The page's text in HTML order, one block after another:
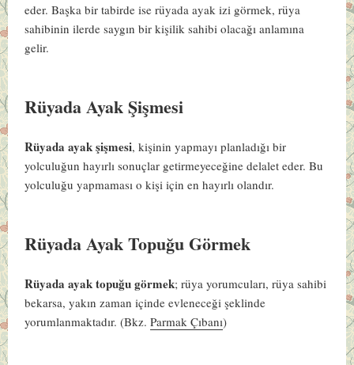
eder. Başka bir tabirde ise rüyada ayak izi görmek, rüya
sahibinin ilerde saygın bir kişilik sahibi olacağı anlamına
gelir.
Rüyada Ayak Şişmesi
Rüyada ayak şişmesi, kişinin yapmayı planladığı bir
yolculuğun hayırlı sonuçlar getirmeyeceğine delalet eder. Bu
yolculuğu yapmaması o kişi için en hayırlı olandır.
Rüyada Ayak Topuğu Görmek
Rüyada ayak topuğu görmek; rüya yorumcuları, rüya sahibi
bekarsa, yakın zaman içinde evleneceği şeklinde
yorumlanmaktadır.(Bkz.Parmak Çıbanı)